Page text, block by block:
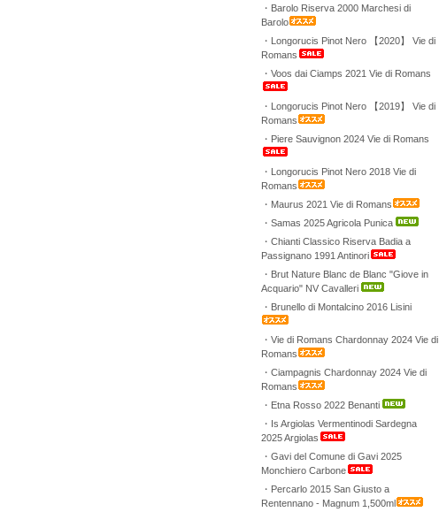
・Barolo Riserva 2000 Marchesi di
Barolo
・Longorucis Pinot Nero 【2020】 Vie di
Romans
・Voos dai Ciamps 2021 Vie di Romans
・Longorucis Pinot Nero 【2019】 Vie di
Romans
・Piere Sauvignon 2024 Vie di Romans
・Longorucis Pinot Nero 2018 Vie di
Romans
・Maurus 2021 Vie di Romans
・Samas 2025 Agricola Punica
・Chianti Classico Riserva Badia a
Passignano 1991 Antinori
・Brut Nature Blanc de Blanc "Giove in
Acquario" NV Cavalleri
・Brunello di Montalcino 2016 Lisini
・Vie di Romans Chardonnay 2024 Vie di
Romans
・Ciampagnis Chardonnay 2024 Vie di
Romans
・Etna Rosso 2022 Benanti
・Is Argiolas Vermentinodi Sardegna
2025 Argiolas
・Gavi del Comune di Gavi 2025
Monchiero Carbone
・Percarlo 2015 San Giusto a
Rentennano - Magnum 1,500ml